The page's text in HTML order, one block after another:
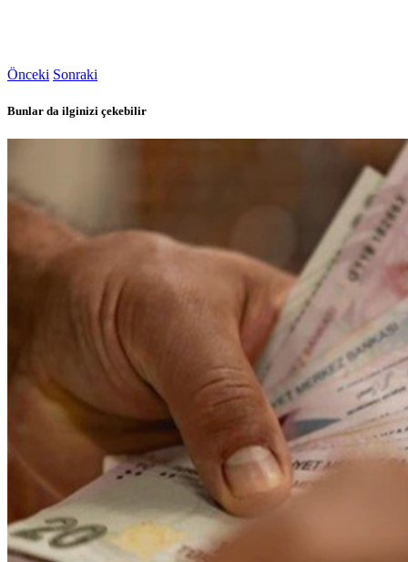
Önceki Sonraki
Bunlar da ilginizi çekebilir